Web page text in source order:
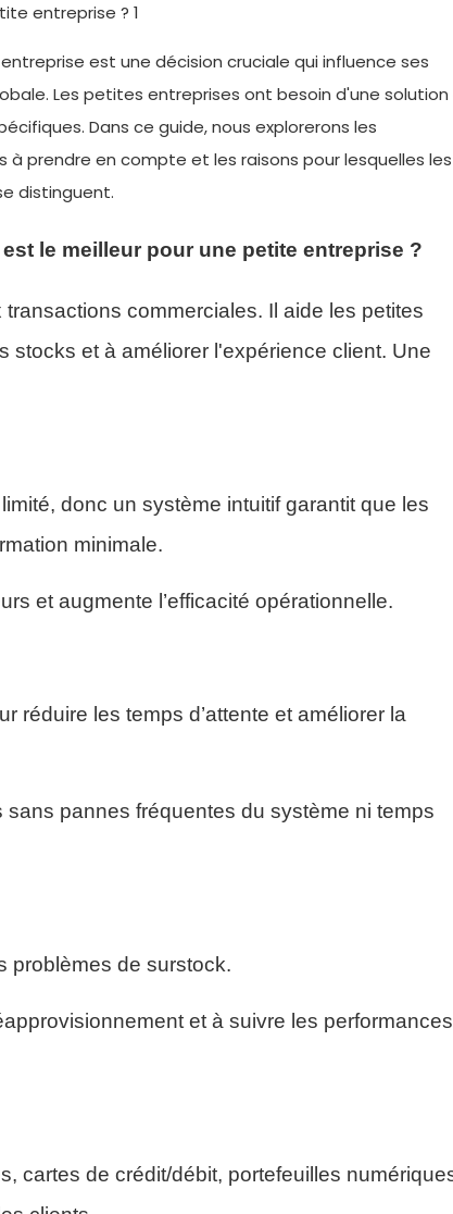
est une décision cruciale qui influence ses
Les petites entreprises ont besoin d'une solution
Dans ce guide, nous explorerons les
prendre en compte et les raisons pour lesquelles les
distinguent.
le meilleur pour une petite entreprise ?
commerciales. Il aide les petites
stocks et à améliorer l'expérience client. Une
donc un système intuitif garantit que les
minimale.
et augmente l’efficacité opérationnelle.
réduire les temps d’attente et améliorer la
pannes fréquentes du système ni temps
problèmes de surstock.
et à suivre les
cartes de crédit/débit, portefeuilles